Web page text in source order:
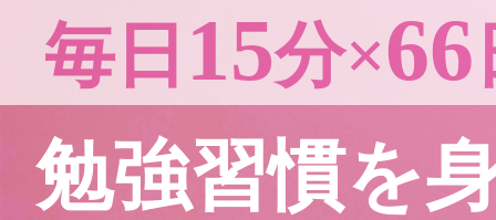
毎日 15分×66
勉強習慣を